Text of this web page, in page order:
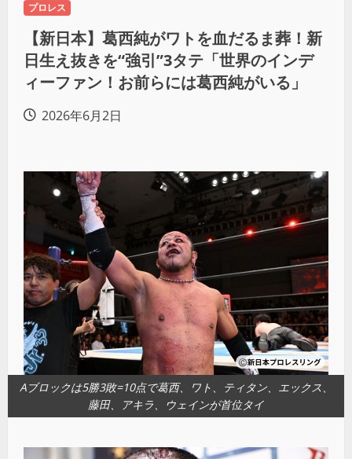
プロレス
【新日本】葛西純がワトを血だるま葬！新
日生え抜きを“強引”3タテ「世界のインデ
ィーファン！お前らには葛西純がいる」
2026年6月2日
Aブロックは5勝3敗=10点で葛西、ワト、ティタン、エックス、
藤田、アキラ、ウェインが首位タイ